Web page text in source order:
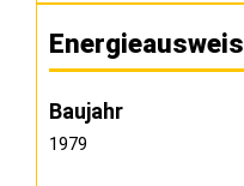
Energieausweis
Baujahr
1979